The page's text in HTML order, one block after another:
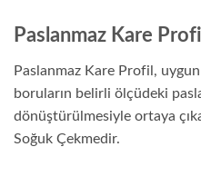
Paslanmaz Kare Profil
Paslanmaz Kare Profil,
boruların belirli ölçüdeki
dönüştürülmesiyle ortaya
Soğuk Çekmedir.